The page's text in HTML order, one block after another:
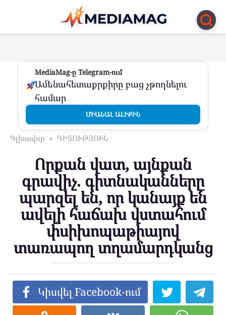
Перейти
контенту
MediaMag-ը Telegram-ում
Ամենահետաքրքիրը բաց չթողնելու
համար
ՄԻԱՆԱԼ ԱԼԻՔԻՆ
Գլխավոր » ԳԻՏՈՒԹՅՈՒՆ
Որքան վատ, այնքան
գրավիչ. գիտնականները
պարզել են, որ կանայք են
ավելի հաճախ վստահում
փսիխոպաթիայով
տառապող տղամարդկանց
Կիսվել Facebook-ում